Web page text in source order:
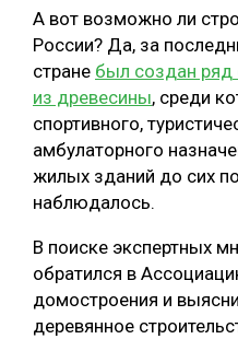
А вот возможно ли
России? Да, за
стране был создан
из древесины, среди
спортивного,
амбулаторного
жилых зданий до сих
наблюдалось.
В поиске экспертных
обратился в
домостроения и
деревянное